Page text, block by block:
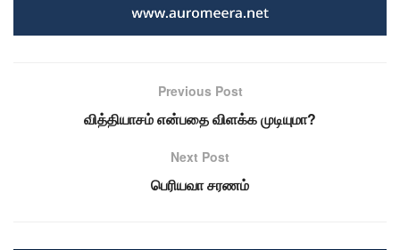
Previous Post
வித்தியாசம் என்பதை விளக்க முடியுமா?
Next Post
பெரியவா சரணம்